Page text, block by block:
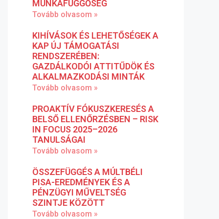
MUNKAFÜGGŐSÉG
Tovább olvasom »
KIHÍVÁSOK ÉS LEHETŐSÉGEK A
KAP ÚJ TÁMOGATÁSI
RENDSZERÉBEN:
GAZDÁLKODÓI ATTITŰDÖK ÉS
ALKALMAZKODÁSI MINTÁK
Tovább olvasom »
PROAKTÍV FÓKUSZKERESÉS A
BELSŐ ELLENŐRZÉSBEN – RISK
IN FOCUS 2025–2026
TANULSÁGAI
Tovább olvasom »
ÖSSZEFÜGGÉS A MÚLTBÉLI
PISA-EREDMÉNYEK ÉS A
PÉNZÜGYI MŰVELTSÉG
SZINTJE KÖZÖTT
Tovább olvasom »